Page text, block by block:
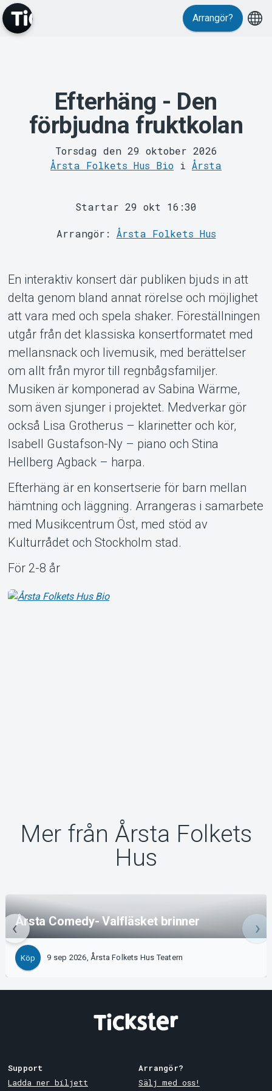
MyTickster
Om Tickster
Arrangör?
Efterhäng - Den
förbjudna fruktkolan
Torsdag den 29 oktober 2026
Årsta Folkets Hus Bio i Årsta
Startar 29 okt 16:30
Arrangör: Årsta Folkets Hus
En interaktiv konsert där publiken bjuds in att
delta genom bland annat rörelse och möjlighet
att vara med och spela shaker. Föreställningen
utgår från det klassiska konsertformatet med
mellansnack och livemusik, med berättelser
om allt från myror till regnbågsfamiljer.
Musiken är komponerad av Sabina Wärme,
som även sjunger i projektet. Medverkar gör
också Lisa Grotherus – klarinetter och kör,
Isabell Gustafson-Ny – piano och Stina
Hellberg Agback – harpa.
Efterhäng är en konsertserie för barn mellan
hämtning och läggning. Arrangeras i samarbete
med Musikcentrum Öst, med stöd av
Kulturrådet och Stockholm stad.
För 2-8 år
Mer från Årsta Folkets
Hus
Årsta Comedy- Valfläsket brinner
Köp 9 sep 2026, Årsta Folkets Hus Teatern
Support
Ladda ner biljett
Arrangör?
Sälj med oss!